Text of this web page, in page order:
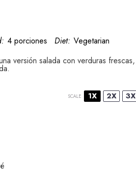
4 porciones Diet: Vegetarian
versión salada con verduras frescas,
SCALE 1X 2X 3X